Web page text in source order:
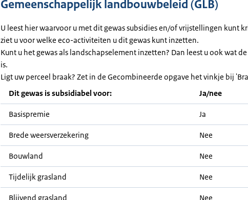
Gemeenschappelijk landbouwbeleid (GLB)
U leest hier waarvoor u met dit gewas subsidies en/of vrijstellingen kunt
ziet u voor welke eco-activiteiten u dit gewas kunt inzetten.
Kunt u het gewas als landschapselement inzetten? Dan leest u ook wat
is.
Ligt uw perceel braak? Zet in de Gecombineerde opgave het vinkje bij
Dit gewas is subsidiabel voor:
Ja/nee
Basispremie Ja
Brede weersverzekering Nee
Bouwland Nee
Tijdelijk grasland Nee
Blijvend grasland Nee